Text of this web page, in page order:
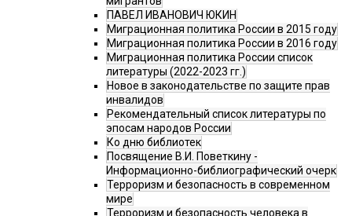
ПАВЕЛ ИВАНОВИЧ ЮКИН
Миграционная политика России в 2015 году
Миграционная политика России в 2016 году
Миграционная политика России список
литературы (2022-2023 гг.)
Новое в законодательстве по защите прав
инвалидов
Рекомендательный список литературы по
эпосам народов России
Ко дню библиотек
Посвящение В.И. Поветкину -
Информационно-библиографический очерк
Терроризм и безопасность в современном
мире
Терроризм и безопасность человека в